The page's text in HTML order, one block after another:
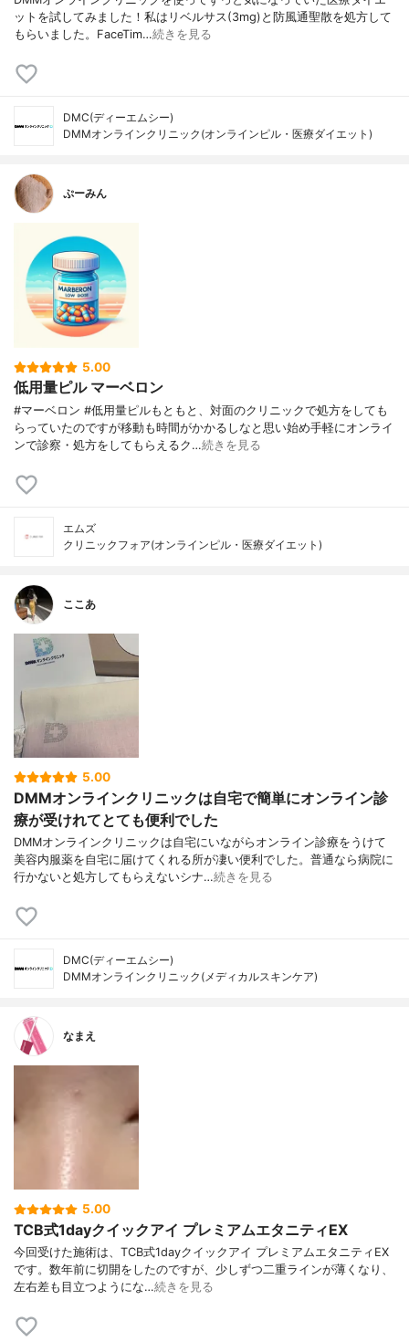
ットを試してみました！私はリベルサス(3mg)と防風通聖散を処方して
もらいました。FaceTim…続きを見る
DMC(ディーエムシー)
DMMオンラインクリニック(オンラインピル・医療ダイエット)
ぷーみん
5.00
低用量ピル マーベロン
#マーベロン #低用量ピルもともと、対面のクリニックで処方をしても
らっていたのですが移動も時間がかかるしなと思い始め手軽にオンライ
ンで診察・処方をしてもらえるク…続きを見る
エムズ
クリニックフォア(オンラインピル・医療ダイエット)
ここあ
5.00
DMMオンラインクリニックは自宅で簡単にオンライン診
療が受けれてとても便利でした
DMMオンラインクリニックは自宅にいながらオンライン診療をうけて
美容内服薬を自宅に届けてくれる所が凄い便利でした。普通なら病院に
行かないと処方してもらえないシナ…続きを見る
DMC(ディーエムシー)
DMMオンラインクリニック(メディカルスキンケア)
なまえ
5.00
TCB式1dayクイックアイ プレミアムエタニティEX
今回受けた施術は、TCB式1dayクイックアイ プレミアムエタニティEX
です。数年前に切開をしたのですが、少しずつ二重ラインが薄くなり、
左右差も目立つようにな…続きを見る